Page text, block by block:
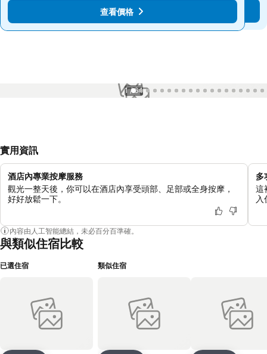
查看價格
查看價格
1 / 64
實用資訊
酒店內專業按摩服務
觀光一整天後，你可以在酒店內享受頭部、足部或全身按摩，
好好放鬆一下。
多
這
內容由人工智能總結，未必百分百準確。
與類似住宿比較
已選住宿 類似住宿